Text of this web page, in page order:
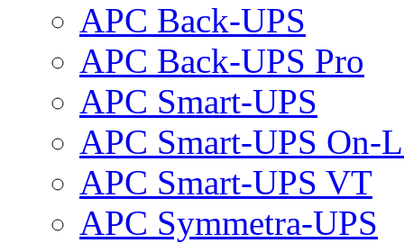
APC Back-UPS
APC Back-UPS Pro
APC Smart-UPS
APC Smart-UPS On-
APC Smart-UPS VT
APC Symmetra-UPS